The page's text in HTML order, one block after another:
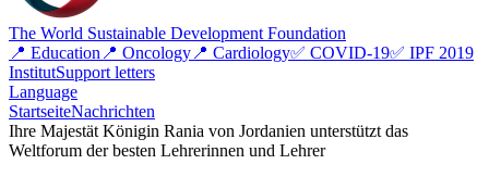
The World Sustainable Development Foundation
📍 Education 📍 Oncology 📍 Cardiology✅ COVID-19✅ IPF 2019
InstitutSupport letters
Language
StartseiteNachrichten
Ihre Majestät Königin Rania von Jordanien unterstützt das
Weltforum der besten Lehrerinnen und Lehrer